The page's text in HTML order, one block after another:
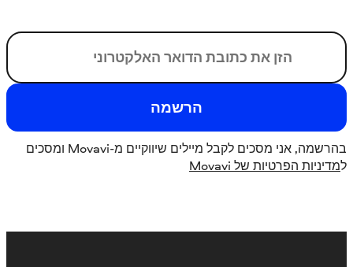
הדוא"ל שלך
הרשמה
בהרשמה, אני מסכים לקבל מיילים שיווקיים מ-Movavi ומסכים
מדיניות הפרטיות של Movavi